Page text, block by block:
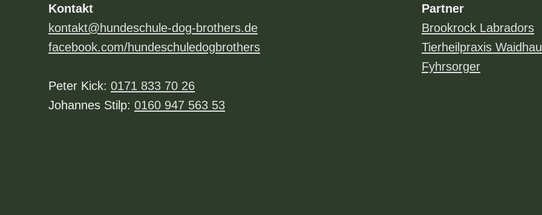
Kontakt
kontakt@hundeschule-dog-brothers.de
facebook.com/hundeschuledogbrothers
Peter Kick: 0171 833 70 26
Johannes Stilp: 0160 947 563 53
Partner
Brookrock Labradors
Tierheilpraxis
Fyhrsorger